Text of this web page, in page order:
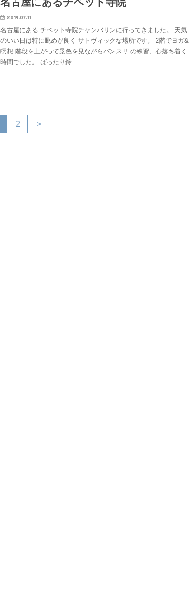
2019.07.11
名古屋にある チベット寺院チャンバリンに行ってきました。 天気
のいい日は特に眺めが良く サトヴィックな場所です。 2階でヨガ&
瞑想 階段を上がって景色を見ながらバンスリ の練習、心落ち着く
時間でした。 ばったり鈴…
2 >